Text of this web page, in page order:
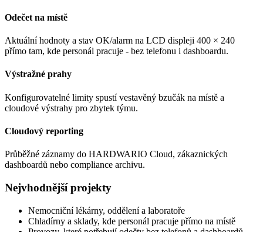
Odečet na místě
Aktuální hodnoty a stav OK/alarm na LCD displeji 400 × 240
přímo tam, kde personál pracuje - bez telefonu i dashboardu.
Výstražné prahy
Konfigurovatelné limity spustí vestavěný bzučák na místě a
cloudové výstrahy pro zbytek týmu.
Cloudový reporting
Průběžné záznamy do HARDWARIO Cloud, zákaznických
dashboardů nebo compliance archivu.
Nejvhodnější projekty
Nemocniční lékárny, oddělení a laboratoře
Chladírny a sklady, kde personál pracuje přímo na místě